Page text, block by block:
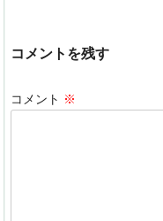
e
b
コメントを残す
コメント ※